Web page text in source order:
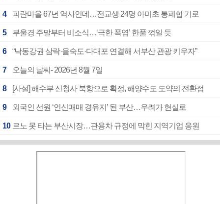
4 피란마을 67년 역사인데…전교생 24명 아미초 통폐합 기로
5 부울경 주말부터 비소식…‘극한 폭염’ 한풀 꺾일 듯
6 “낙동강권 삼락·을숙도·다대포 연결해 서부산 관광 키우자”
7 오늘의 날씨- 2026년 8월 7일
8 [사설] 해수부 신청사 북항으로 확정, 해양수도 도약의 전환점
9 외국인 선원 ‘인신매매 경유지’ 된 부산…우려가 현실로
10 르노 못 타는 부산시장…관용차 규정에 막힌 지역기업 응원